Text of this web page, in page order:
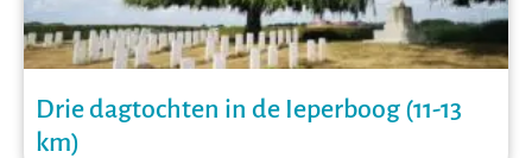
Drie dagtochten in de Ieperboog (11-13
km)